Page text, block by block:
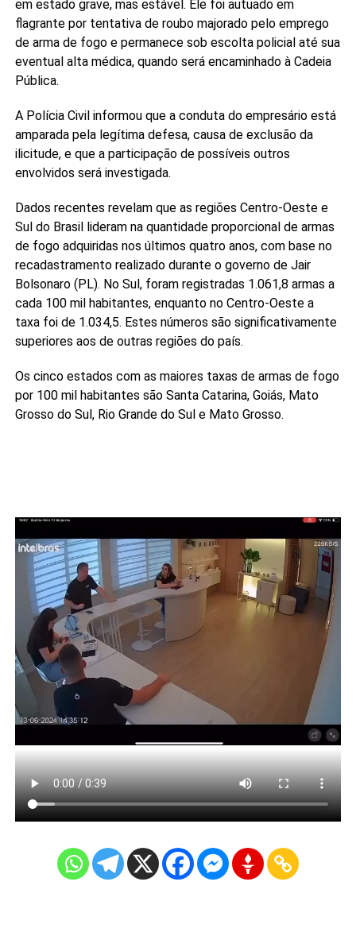
em estado grave, mas estável. Ele foi autuado em
flagrante por tentativa de roubo majorado pelo emprego
de arma de fogo e permanece sob escolta policial até sua
eventual alta médica, quando será encaminhado à Cadeia
Pública.
A Polícia Civil informou que a conduta do empresário está
amparada pela legítima defesa, causa de exclusão da
ilicitude, e que a participação de possíveis outros
envolvidos será investigada.
Dados recentes revelam que as regiões Centro-Oeste e
Sul do Brasil lideram na quantidade proporcional de armas
de fogo adquiridas nos últimos quatro anos, com base no
recadastramento realizado durante o governo de Jair
Bolsonaro (PL). No Sul, foram registradas 1.061,8 armas a
cada 100 mil habitantes, enquanto no Centro-Oeste a
taxa foi de 1.034,5. Estes números são significativamente
superiores aos de outras regiões do país.
Os cinco estados com as maiores taxas de armas de fogo
por 100 mil habitantes são Santa Catarina, Goiás, Mato
Grosso do Sul, Rio Grande do Sul e Mato Grosso.